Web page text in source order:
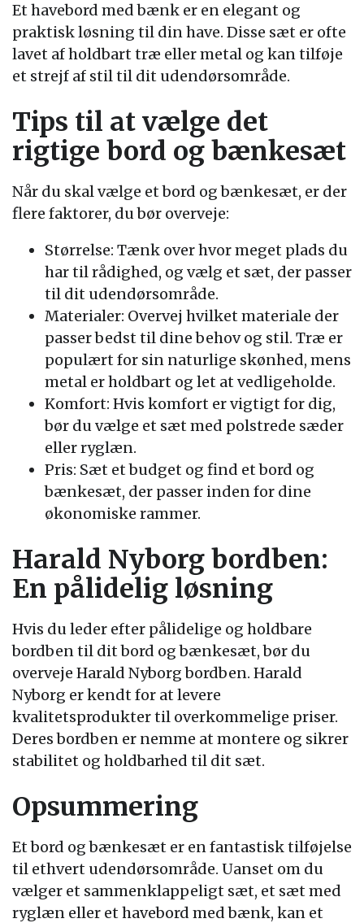
Et havebord med bænk er en elegant og
praktisk løsning til din have. Disse sæt er ofte
lavet af holdbart træ eller metal og kan tilføje
et strejf af stil til dit udendørsområde.
Tips til at vælge det
rigtige bord og bænkesæt
Når du skal vælge et bord og bænkesæt, er der
flere faktorer, du bør overveje:
Størrelse: Tænk over hvor meget plads du
har til rådighed, og vælg et sæt, der passer
til dit udendørsområde.
Materialer: Overvej hvilket materiale der
passer bedst til dine behov og stil. Træ er
populært for sin naturlige skønhed, mens
metal er holdbart og let at vedligeholde.
Komfort: Hvis komfort er vigtigt for dig,
bør du vælge et sæt med polstrede sæder
eller ryglæn.
Pris: Sæt et budget og find et bord og
bænkesæt, der passer inden for dine
økonomiske rammer.
Harald Nyborg bordben:
En pålidelig løsning
Hvis du leder efter pålidelige og holdbare
bordben til dit bord og bænkesæt, bør du
overveje Harald Nyborg bordben. Harald
Nyborg er kendt for at levere
kvalitetsprodukter til overkommelige priser.
Deres bordben er nemme at montere og sikrer
stabilitet og holdbarhed til dit sæt.
Opsummering
Et bord og bænkesæt er en fantastisk tilføjelse
til ethvert udendørsområde. Uanset om du
vælger et sammenklappeligt sæt, et sæt med
ryglæn eller et havebord med bænk, kan et